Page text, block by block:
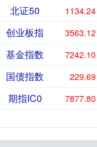
北证50 1134.24
创业板指 3563.12
基金指数 7242.10
国债指数 229.69
期指IC0 7877.80